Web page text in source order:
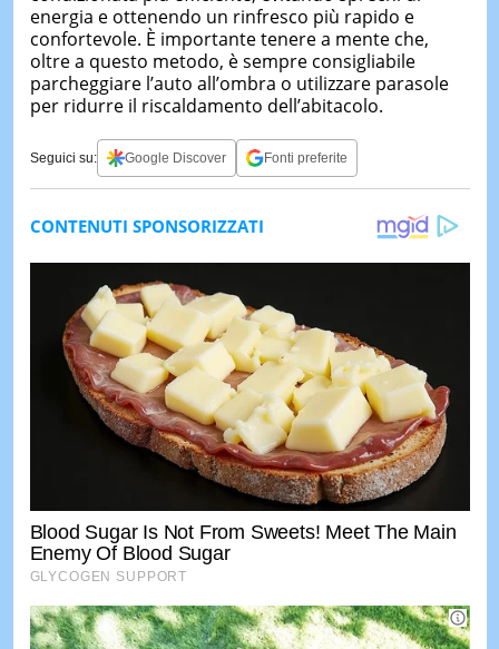
energia e ottenendo un rinfresco più rapido e
confortevole. È importante tenere a mente che,
oltre a questo metodo, è sempre consigliabile
parcheggiare l’auto all’ombra o utilizzare parasole
per ridurre il riscaldamento dell’abitacolo.
Seguici su: Google Discover Fonti preferite